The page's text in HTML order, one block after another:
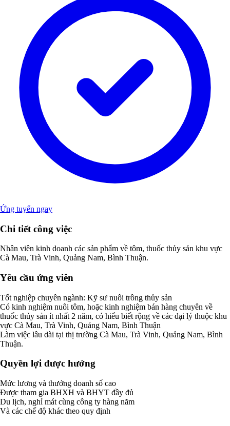
Ứng tuyển ngay
Chi tiết công việc
Nhân viên kinh doanh các sản phẩm về tôm, thuốc thủy sản khu vực
Cà Mau, Trà Vinh, Quảng Nam, Bình Thuận.
Yêu cầu ứng viên
Tốt nghiệp chuyên ngành: Kỹ sư nuôi trồng thủy sản
Có kinh nghiệm nuôi tôm, hoặc kinh nghiệm bán hàng chuyên về
thuốc thủy sản ít nhất 2 năm, có hiểu biết rộng về các đại lý thuộc khu
vực Cà Mau, Trà Vinh, Quảng Nam, Bình Thuận
Làm việc lâu dài tại thị trường Cà Mau, Trà Vinh, Quảng Nam, Bình
Thuận.
Quyền lợi được hưởng
Mức lương và thưởng doanh số cao
Được tham gia BHXH và BHYT đầy đủ
Du lịch, nghỉ mát cùng công ty hàng năm
Và các chế độ khác theo quy định